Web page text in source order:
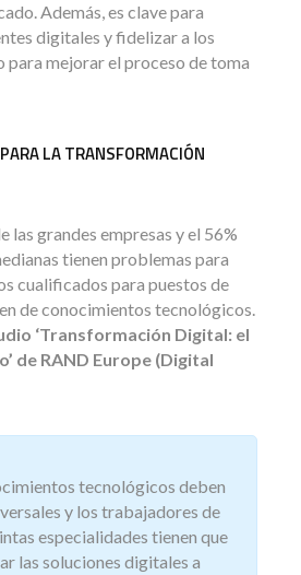
Además, es clave para
digitales y fidelizar a los
para mejorar el proceso de toma
LA TRANSFORMACIÓN
las grandes empresas y el 56%
tienen problemas para
cualificados para puestos de
de conocimientos tecnológicos.
‘Transformación Digital: el
de RAND Europe (Digital
tecnológicos deben
y los trabajadores de
especialidades tienen que
las soluciones digitales a